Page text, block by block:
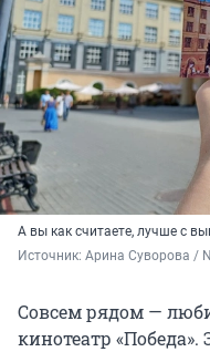
А вы как считаете, лучше с
Источник: Арина Суворова /
Совсем рядом —
кинотеатр